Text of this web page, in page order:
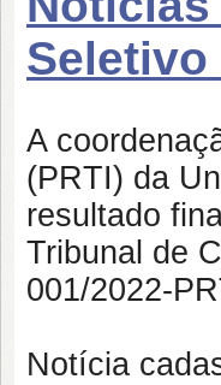
Seletivo
A
(PRTI) da
resultado
Tribunal de
001/2022-
Notícia